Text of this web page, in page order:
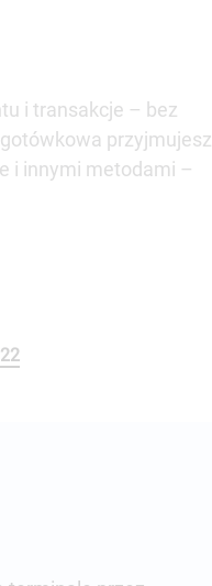
i transakcje – bez
przyjmujesz
i innymi metodami –